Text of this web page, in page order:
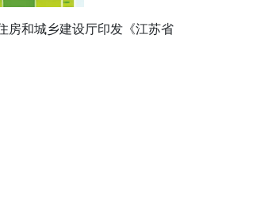
房和城乡建设厅印发《江苏省